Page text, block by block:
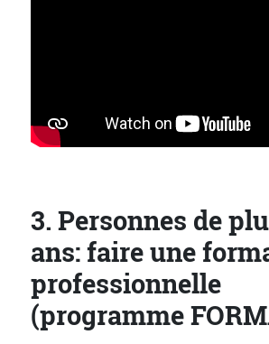
3. Personnes de
ans: faire une
professionnelle
(programme